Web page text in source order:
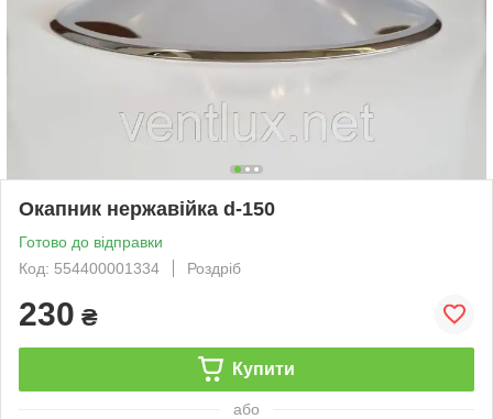
Окапник нержавійка d-150
Готово до відправки
Код: 554400001334
Роздріб
230 ₴
Купити
або